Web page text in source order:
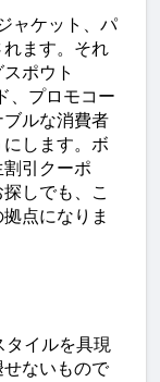
ャケット、パ
ます。それ
ポウト
、プロモコー
ブルな消費者
します。ボ
引クーポ
しでも、こ
点になりま
タイルを具現
ないもので